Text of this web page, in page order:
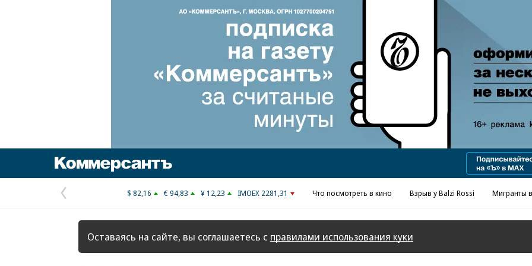
Реклама в «Ъ» www.kommersant.ru/ad
Предыдущая
страница
$ 82,16 € 94,83 ¥ 12,23 IMOEX 2281,31 Что посмотреть в кино Взрыв у Balzi Rossi Мигранты
Оставаясь на сайте, вы соглашаетесь с правилами использования куки